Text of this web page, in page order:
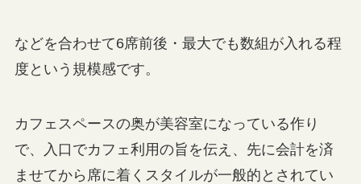
などを合わせて6席前後・最大でも数組が入れる程
度という規模感です。
カフェスペースの奥が美容室になっている作り
で、入口でカフェ利用の旨を伝え、先に会計を済
ませてから席に着くスタイルが一般的とされてい